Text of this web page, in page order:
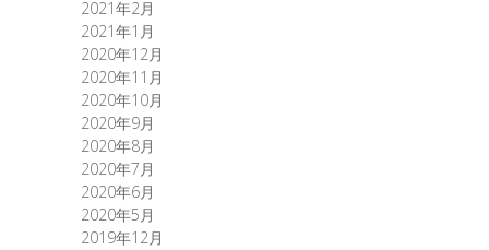
2021年2月
2021年1月
2020年12月
2020年11月
2020年10月
2020年9月
2020年8月
2020年7月
2020年6月
2020年5月
2019年12月